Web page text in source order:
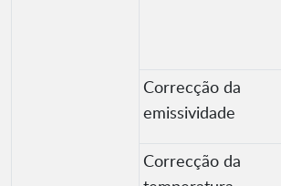
Correcção da
emissividade
Correcção da